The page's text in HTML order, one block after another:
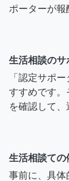
ポーターが報
生活相談のサ
「認定サポ
すすめです。
を確認して、
生活相談ての
事前に、具体